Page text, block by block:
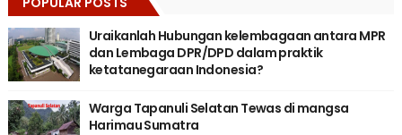
Uraikanlah Hubungan kelembagaan antara MPR
dan Lembaga DPR/DPD dalam praktik
ketatanegaraan Indonesia?
Warga Tapanuli Selatan Tewas di mangsa
Harimau Sumatra